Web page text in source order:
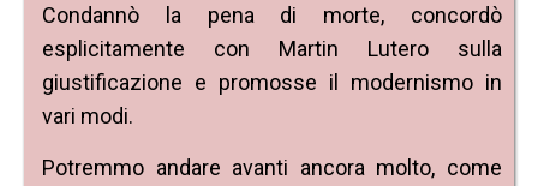
Condannò la pena di morte, concordò
esplicitamente con Martin Lutero sulla
giustificazione e promosse il modernismo in
vari modi.
Potremmo andare avanti ancora molto, come